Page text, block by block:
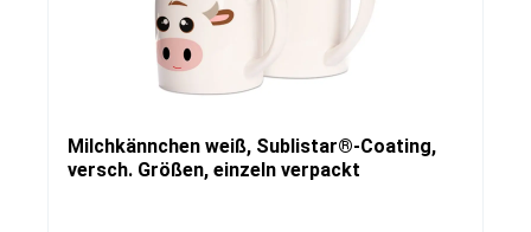
Milchkännchen weiß, Sublistar®-Coating,
versch. Größen, einzeln verpackt